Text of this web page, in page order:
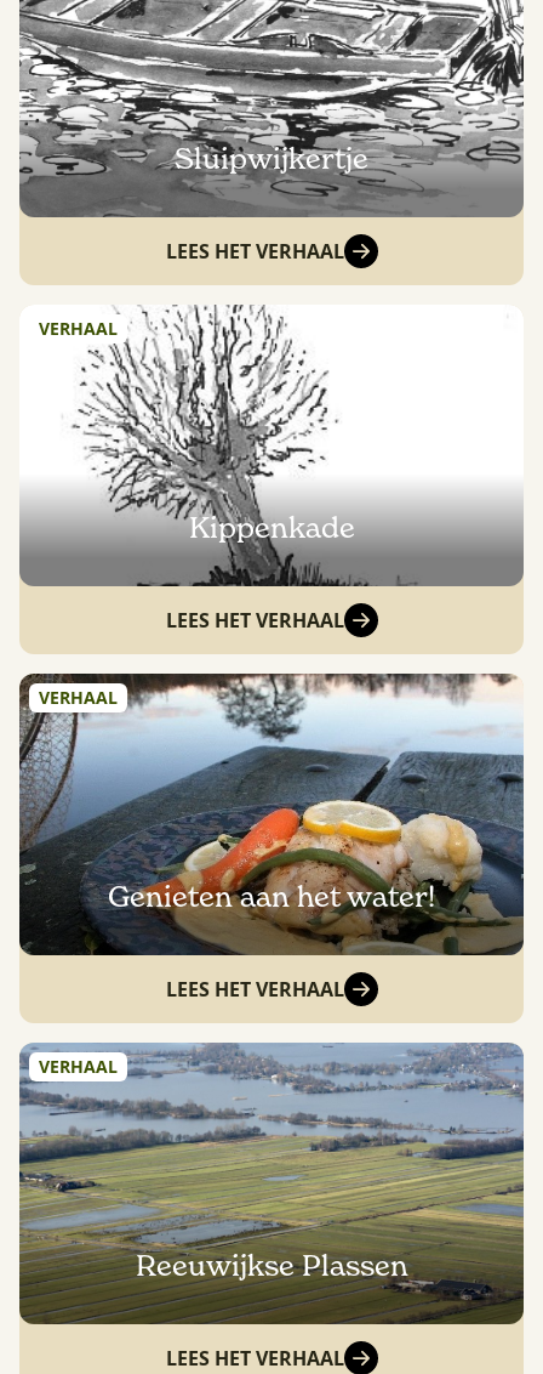
Sluipwijkertje
LEES HET VERHAAL
VERHAAL
Kippenkade
LEES HET VERHAAL
VERHAAL
Genieten aan het water!
LEES HET VERHAAL
VERHAAL
Reeuwijkse Plassen
LEES HET VERHAAL